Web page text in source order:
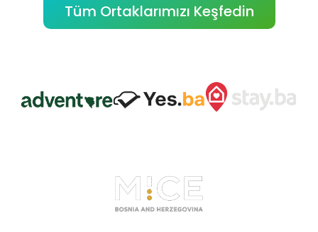
Tüm Ortaklarımızı Keşfedin